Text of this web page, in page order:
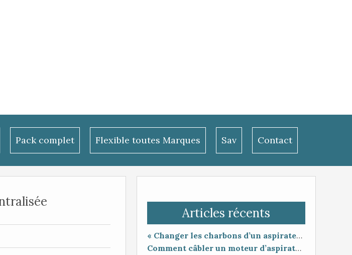
Pack complet Flexible toutes Marques Sav Contact
Articles récents
« Changer les charbons d’un aspirateur centralisé : entretien utile ou coup de poker ? »
Comment câbler un moteur d’aspirateur